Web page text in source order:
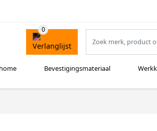
Bevestigingsmateriaal